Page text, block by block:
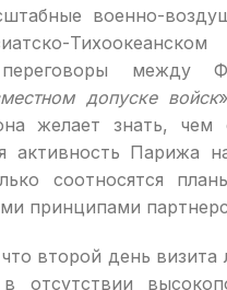
военно-
Тихоокеанском
переговоры между
допуске войск
желает знать, чем
активность Парижа
соотносятся
принципами
второй день визита
отсутствии